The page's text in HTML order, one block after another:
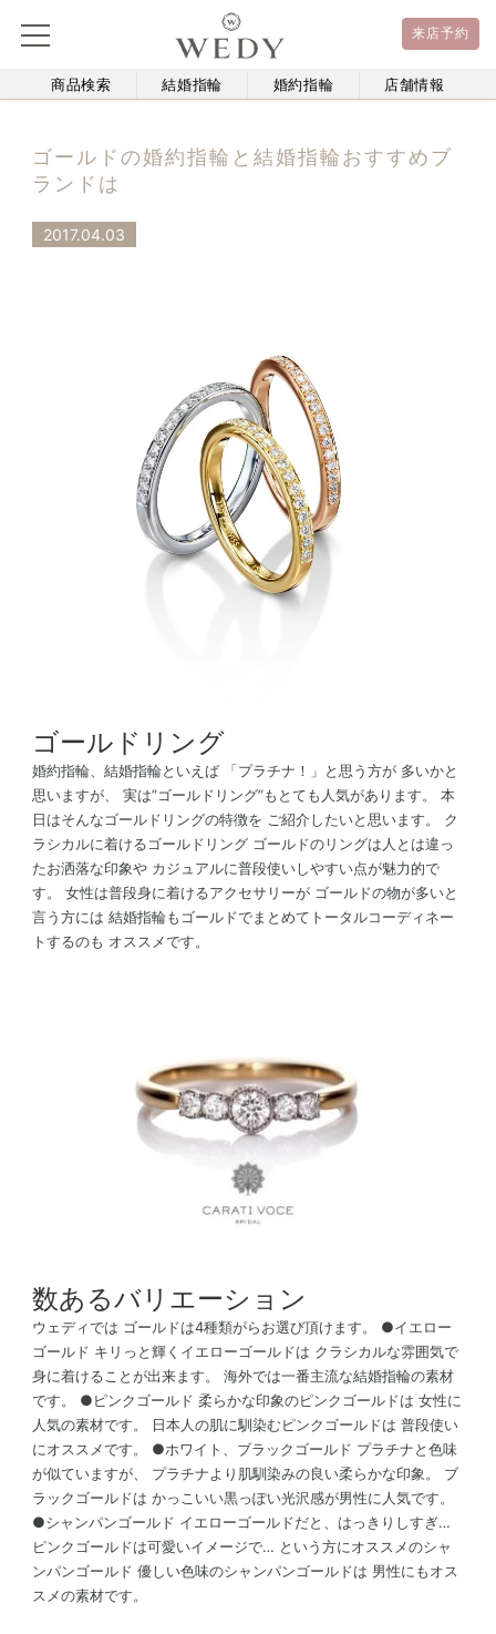
来店予約
商品検索 結婚指輪 婚約指輪 店舗情報
ゴールドの婚約指輪と結婚指輪おすすめブ
ランドは
2017.04.03
ゴールドリング
婚約指輪、結婚指輪といえば 「プラチナ！」と思う方が 多いかと
思いますが、 実は”ゴールドリング”もとても人気があります。 本
日はそんなゴールドリングの特徴を ご紹介したいと思います。 ク
ラシカルに着けるゴールドリング ゴールドのリングは人とは違っ
たお洒落な印象や カジュアルに普段使いしやすい点が魅力的で
す。 女性は普段身に着けるアクセサリーが ゴールドの物が多いと
言う方には 結婚指輪もゴールドでまとめてトータルコーディネー
トするのも オススメです。
数あるバリエーション
ウェディでは ゴールドは4種類がらお選び頂けます。 ●イエロー
ゴールド キリっと輝くイエローゴールドは クラシカルな雰囲気で
身に着けることが出来ます。 海外では一番主流な結婚指輪の素材
です。 ●ピンクゴールド 柔らかな印象のピンクゴールドは 女性に
人気の素材です。 日本人の肌に馴染むピンクゴールドは 普段使い
にオススメです。 ●ホワイト、ブラックゴールド プラチナと色味
が似ていますが、 プラチナより肌馴染みの良い柔らかな印象。 ブ
ラックゴールドは かっこいい黒っぽい光沢感が男性に人気です。
●シャンパンゴールド イエローゴールドだと、はっきりしすぎ…
ピンクゴールドは可愛いイメージで… という方にオススメのシャ
ンパンゴールド 優しい色味のシャンパンゴールドは 男性にもオス
スメの素材です。